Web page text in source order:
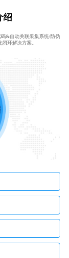
绍
&自动关联采集系统/防伪
环解决方案。